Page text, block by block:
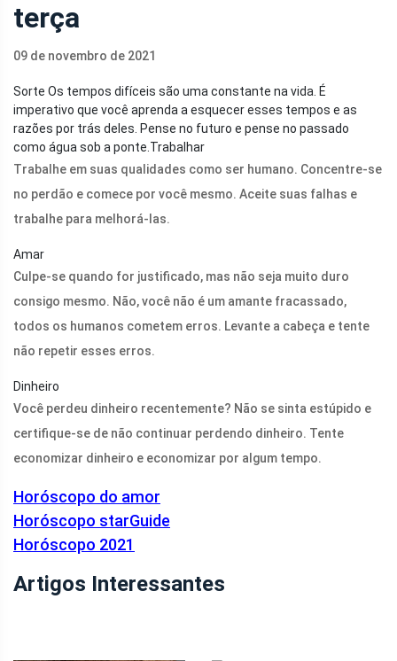
terça
09 de novembro de 2021
Sorte Os tempos difíceis são uma constante na vida. É
imperativo que você aprenda a esquecer esses tempos e as
razões por trás deles. Pense no futuro e pense no passado
como água sob a ponte.Trabalhar
Trabalhe em suas qualidades como ser humano. Concentre-se
no perdão e comece por você mesmo. Aceite suas falhas e
trabalhe para melhorá-las.
Amar
Culpe-se quando for justificado, mas não seja muito duro
consigo mesmo. Não, você não é um amante fracassado,
todos os humanos cometem erros. Levante a cabeça e tente
não repetir esses erros.
Dinheiro
Você perdeu dinheiro recentemente? Não se sinta estúpido e
certifique-se de não continuar perdendo dinheiro. Tente
economizar dinheiro e economizar por algum tempo.
Horóscopo do amor
Horóscopo starGuide
Horóscopo 2021
Artigos Interessantes